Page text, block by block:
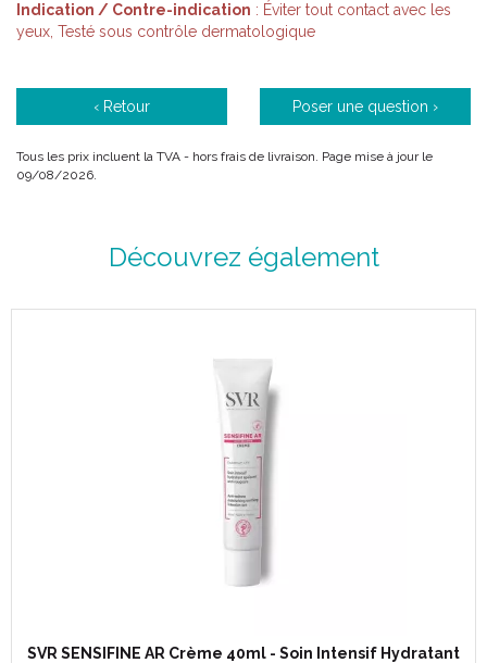
Indication / Contre-indication : Éviter tout contact avec les
yeux, Testé sous contrôle dermatologique
‹ Retour Poser une question ›
Tous les prix incluent la TVA - hors frais de livraison. Page mise à jour le
09/08/2026.
Découvrez également
SVR SENSIFINE AR Crème 40ml - Soin Intensif Hydratant